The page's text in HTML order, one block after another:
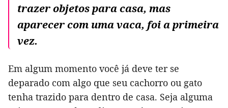
trazer objetos para casa, mas
aparecer com uma vaca, foi a primeira
vez.
Em algum momento você já deve ter se
deparado com algo que seu cachorro ou gato
tenha trazido para dentro de casa. Seja alguma